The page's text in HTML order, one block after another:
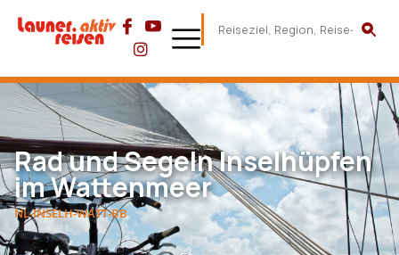
Rad und Segeln Inselhüpfen
im Wattenmeer
NL-INSELH-WATT-BB